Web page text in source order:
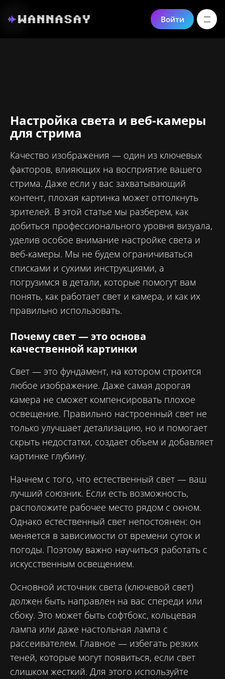
Войти
Настройка света и веб-камеры
для стрима
Качество изображения — один из ключевых
факторов, влияющих на восприятие вашего
стрима. Даже если у вас захватывающий
контент, плохая картинка может оттолкнуть
зрителей. В этой статье мы разберем, как
добиться профессионального уровня визуала,
уделив особое внимание настройке света и
веб-камеры. Мы не будем ограничиваться
списками и сухими инструкциями, а
погрузимся в детали, которые помогут вам
понять, как работает свет и камера, и как их
правильно использовать.
Почему свет — это основа
качественной картинки
Свет — это фундамент, на котором строится
любое изображение. Даже самая дорогая
камера не сможет компенсировать плохое
освещение. Правильно настроенный свет не
только улучшает детализацию, но и помогает
скрыть недостатки, создает объем и добавляет
картинке глубину.
Начнем с того, что естественный свет — ваш
лучший союзник. Если есть возможность,
расположите рабочее место рядом с окном.
Однако естественный свет непостоянен: он
меняется в зависимости от времени суток и
погоды. Поэтому важно научиться работать с
искусственным освещением.
Основной источник света (ключевой свет)
должен быть направлен на вас спереди или
сбоку. Это может быть софтбокс, кольцевая
лампа или даже настольная лампа с
рассеивателем. Главное — избегать резких
теней, которые могут появиться, если свет
слишком жесткий. Для этого используйте